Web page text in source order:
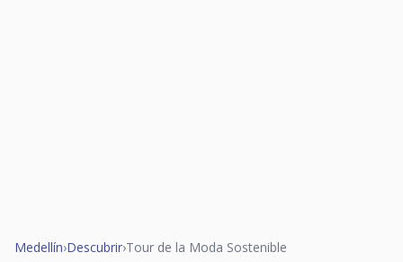
Medellín›Descubrir›Tour de la Moda Sostenible